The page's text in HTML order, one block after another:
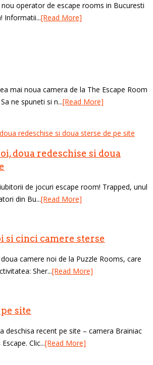
operator de escape rooms in Bucuresti
Informatii...[Read More]
mai noua camera de la The Escape Room
ne spuneti si n...[Read More]
doua redeschise si doua
de jocuri escape room! Trapped, unul
din Bu...[Read More]
si cinci camere sterse
camere noi de la Puzzle Rooms, care
Sher...[Read More]
site
deschisa recent pe site – camera Brainiac
Clic...[Read More]